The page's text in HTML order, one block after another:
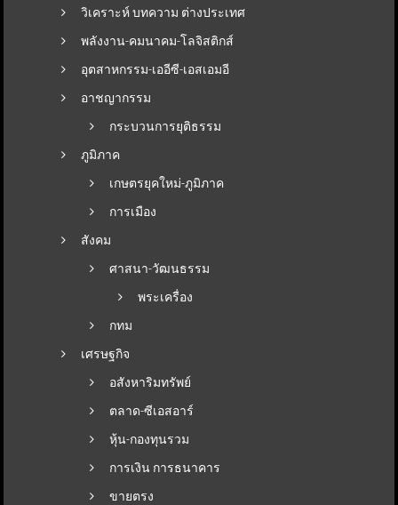
วิเคราะห์ บทความ ต่างประเทศ
พลังงาน-คมนาคม-โลจิสติกส์
อุตสาหกรรม-เออีซี-เอสเอมอี
อาชญากรรม
กระบวนการยุติธรรม
ภูมิภาค
เกษตรยุคใหม่-ภูมิภาค
การเมือง
สังคม
ศาสนา-วัฒนธรรม
พระเครื่อง
กทม
เศรษฐกิจ
อสังหาริมทรัพย์
ตลาด-ซีเอสอาร์
หุ้น-กองทุนรวม
การเงิน การธนาคาร
ขายตรง